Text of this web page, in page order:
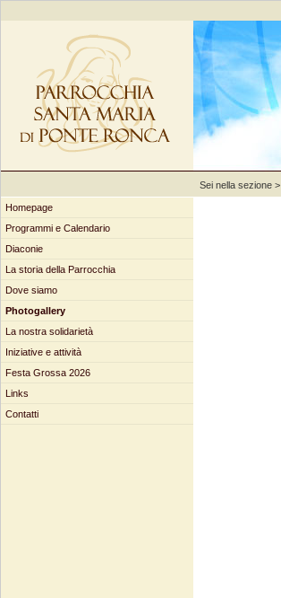
Sei nella sezione >
Homepage
Programmi e Calendario
Diaconie
La storia della Parrocchia
Dove siamo
Photogallery
La nostra solidarietà
Iniziative e attività
Festa Grossa 2026
Links
Contatti